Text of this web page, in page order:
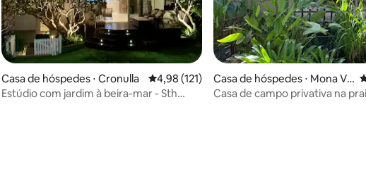
Casa de hóspedes ⋅ Cronulla 4,98 de uma avaliação média de 5, 121
4,98 (121)
Estúdio com jardim à beira-mar - Sth
Casa de hóspedes ⋅ Mona Val
e
Casa de campo privativa na